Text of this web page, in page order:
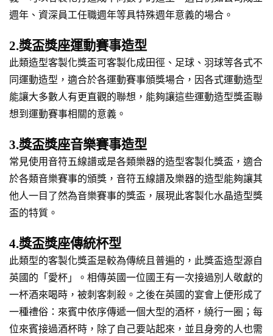
週年、資深員工任職週年等具特殊週年意義的場合。
2.獎盃獎座運動賽事造型
此類造型客製化獎盃可客製化成田徑、足球、羽球等各式不
同運動造型，適合於各運動賽事頒獎場合，因各式運動造型
能讓大多數人有更直觀的聯想，能夠讓這些運動造型獎盃聯
想到運動賽事相關的意義。
3.獎盃獎座音樂賽事造型
常見使用音符五線譜或是各類樂器的造型客製化獎盃，適合
於各類音樂賽事的頒獎，音符五線譜及樂器的造型能夠讓其
他人一目了然為音樂賽事的獎盃，展現此客製化水晶造型獎
盃的特質。
4.獎盃獎座傳統杯型
此類型的客製化獎盃是較為傳統且普遍的，此獎盃造型源自
英國的「愛杯」。相傳英國一位國王有一次接過別人敬獻的
一杯酒來喝時，被刺客刺殺。之後在英國的宴會上便形成了
一種禮俗：來賓中依序傳遞一個大型的酒杯，繞行一圈；每
位來賓接過酒杯時，除了自己要站起來，並且身旁的人也需